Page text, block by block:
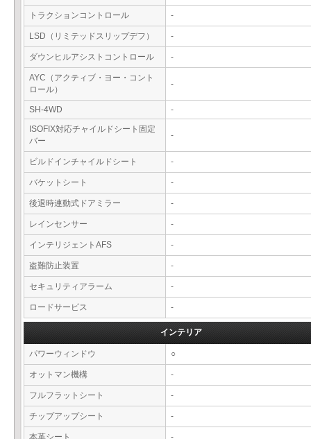
トラクションコントロール -
LSD（リミテッドスリップデフ） -
ダウンヒルアシストコントロール -
AYC（アクティブ・ヨー・コント
ロール）
-
SH-4WD
-
ISOFIX対応チャイルドシート固定
バー
-
ビルドインチャイルドシート -
バケットシート -
後退時連動式ドアミラー -
レインセンサー -
インテリジェントAFS -
盗難防止装置 -
セキュリティアラーム -
ロードサービス -
インテリア
パワーウィンドウ ○
オットマン機構 -
フルフラットシート -
チップアップシート -
本革シート -